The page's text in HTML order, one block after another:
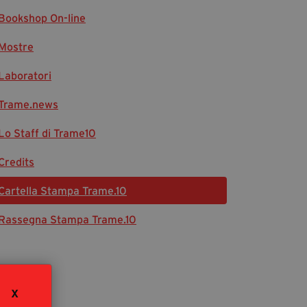
X
Diventa Partner
Dona
Civico Trame
#Trameascuola
Visioni Civiche
Mostra 3D - Visioni Civiche
Il Diritto di Essere
On-line
Staff di Trame10
Stampa Trame.10
Stampa Trame.10